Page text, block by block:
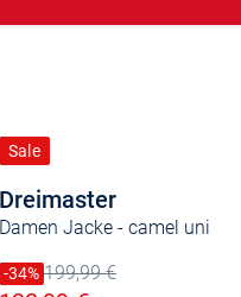
Dreimaster
Damen Jacke- camel uni
Sale
Preis reduziert um
-34%
Alter Preis199,99 €